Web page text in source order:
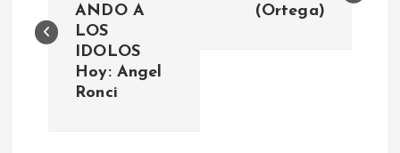
v
ANDO A
LOS
IDOLOS
Hoy: Angel
Ronci
(Ortega)